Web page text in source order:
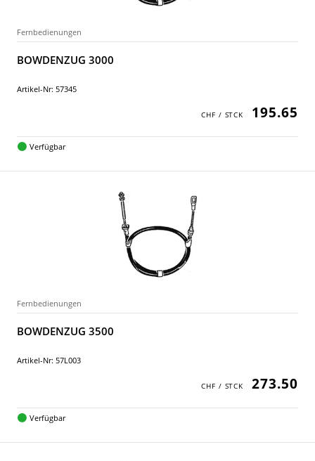
Fernbedienungen
BOWDENZUG 3000
Artikel-Nr: 57345
195.65
Verfügbar
Fernbedienungen
BOWDENZUG 3500
Artikel-Nr: 57L003
273.50
Verfügbar